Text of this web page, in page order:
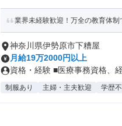
業界未経験歓迎！万全の教育体
神奈川県伊勢原市下糟屋
月給19万2000円以上
資格・経験 ■医療事務資格、
制服あり 主婦・主夫歓迎 学歴